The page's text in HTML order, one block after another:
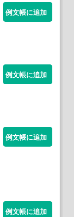
例文帳に追加
例文帳に追加
例文帳に追加
例文帳に追加